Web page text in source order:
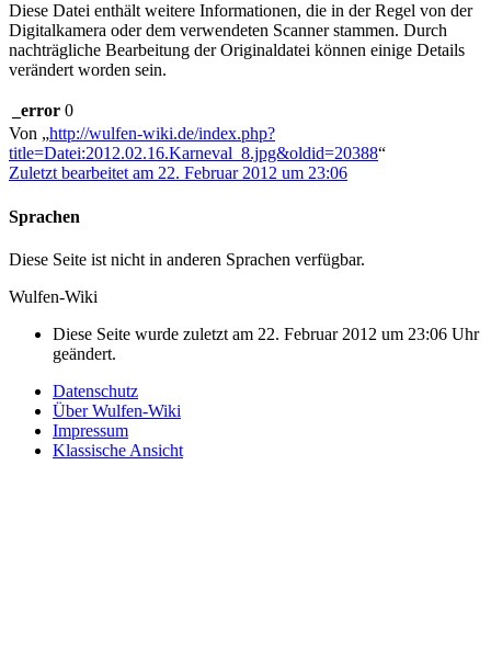
Diese Datei enthält weitere Informationen, die in der Regel von der
Digitalkamera oder dem verwendeten Scanner stammen. Durch
nachträgliche Bearbeitung der Originaldatei können einige Details
verändert worden sein.
_error 0
Von „http://wulfen-wiki.de/index.php?
title=Datei:2012.02.16.Karneval_8.jpg&oldid=20388“
Zuletzt bearbeitet am 22. Februar 2012 um 23:06
Sprachen
Diese Seite ist nicht in anderen Sprachen verfügbar.
Wulfen-Wiki
Diese Seite wurde zuletzt am 22. Februar 2012 um 23:06 Uhr
geändert.
Datenschutz
Über Wulfen-Wiki
Impressum
Klassische Ansicht